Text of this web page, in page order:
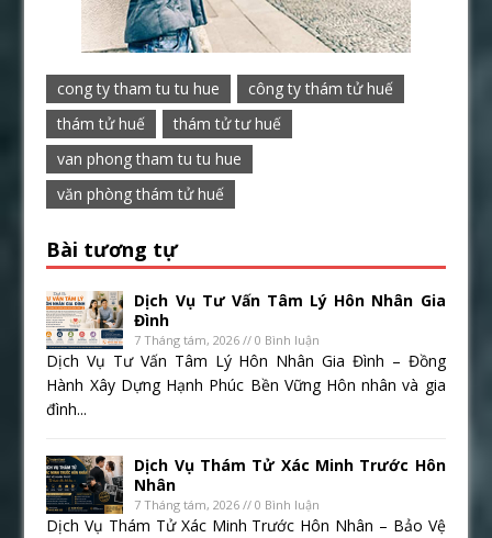
cong ty tham tu tu hue
công ty thám tử huế
thám tử huế
thám tử tư huế
van phong tham tu tu hue
văn phòng thám tử huế
Bài tương tự
Dịch Vụ Tư Vấn Tâm Lý Hôn Nhân Gia
Đình
7 Tháng tám, 2026 // 0 Bình luận
Dịch Vụ Tư Vấn Tâm Lý Hôn Nhân Gia Đình – Đồng
Hành Xây Dựng Hạnh Phúc Bền Vững Hôn nhân và gia
đình...
Dịch Vụ Thám Tử Xác Minh Trước Hôn
Nhân
7 Tháng tám, 2026 // 0 Bình luận
Dịch Vụ Thám Tử Xác Minh Trước Hôn Nhân – Bảo Vệ